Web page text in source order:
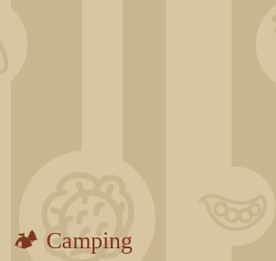
🏕️ Camping